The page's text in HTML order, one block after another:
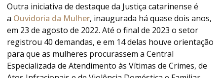
Outra iniciativa de destaque da Justiça catarinense é
a Ouvidoria da Mulher, inaugurada há quase dois anos,
em 23 de agosto de 2022. Até o final de 2023 o setor
registrou 40 demandas, e em 14 delas houve orientação
para que as mulheres procurassem a Central
Especializada de Atendimento às Vítimas de Crimes, de